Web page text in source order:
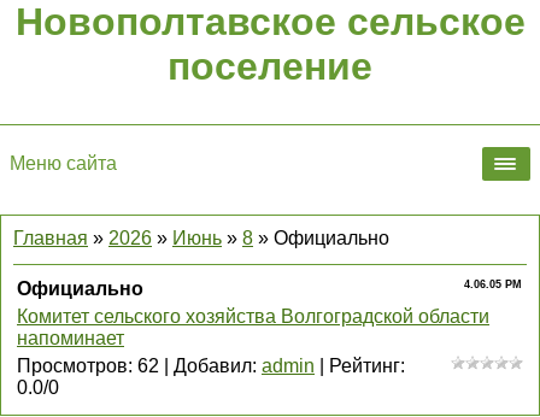
Новополтавское сельское
поселение
Меню сайта
Главная » 2026 » Июнь » 8 » Официально
4.06.05 PM
Официально
Комитет сельского хозяйства Волгоградской области
напоминает
Просмотров: 62 Добавил: admin Рейтинг:
0.0/0